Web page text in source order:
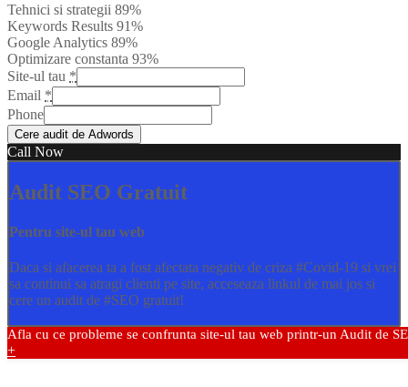
Tehnici si strategii 89%
Keywords Results 91%
Google Analytics 89%
Optimizare constanta 93%
Site-ul tau *
Email *
Phone
Cere audit de Adwords
Call Now
Audit SEO Gratuit
Pentru site-ul tau web
Daca si afacerea ta a fost afectata negativ de criza #Covid-19 si vrei
sa continui sa atragi clienti pe site, acceseaza linkul de mai jos si
cere un audit de #SEO gratuit!
Afla cu ce probleme se confrunta site-ul tau web printr-un Audit de
+